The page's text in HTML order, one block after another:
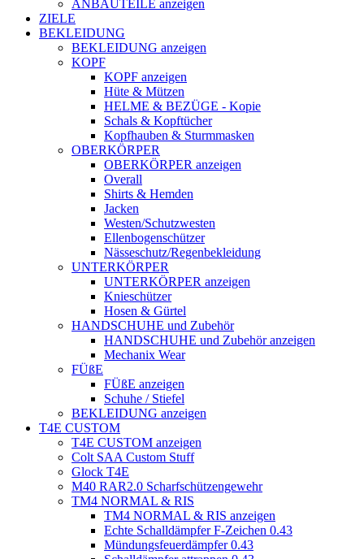
ANBAUTEILE anzeigen
ZIELE
BEKLEIDUNG
BEKLEIDUNG anzeigen
KOPF
KOPF anzeigen
Hüte & Mützen
HELME & BEZÜGE - Kopie
Schals & Kopftücher
Kopfhauben & Sturmmasken
OBERKÖRPER
OBERKÖRPER anzeigen
Overall
Shirts & Hemden
Jacken
Westen/Schutzwesten
Ellenbogenschützer
Nässeschutz/Regenbekleidung
UNTERKÖRPER
UNTERKÖRPER anzeigen
Knieschützer
Hosen & Gürtel
HANDSCHUHE und Zubehör
HANDSCHUHE und Zubehör anzeigen
Mechanix Wear
FÜßE
FÜßE anzeigen
Schuhe / Stiefel
BEKLEIDUNG anzeigen
T4E CUSTOM
T4E CUSTOM anzeigen
Colt SAA Custom Stuff
Glock T4E
M40 RAR2.0 Scharfschützengewehr
TM4 NORMAL & RIS
TM4 NORMAL & RIS anzeigen
Echte Schalldämpfer F-Zeichen 0.43
Mündungsfeuerdämpfer 0.43